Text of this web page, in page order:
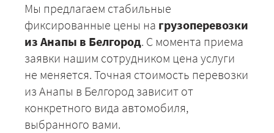
Мы предлагаем стабильные
фиксированные цены на грузоперевозки
из Анапы в Белгород. С момента приема
заявки нашим сотрудником цена услуги
не меняется. Точная стоимость перевозки
из Анапы в Белгород зависит от
конкретного вида автомобиля,
выбранного вами.